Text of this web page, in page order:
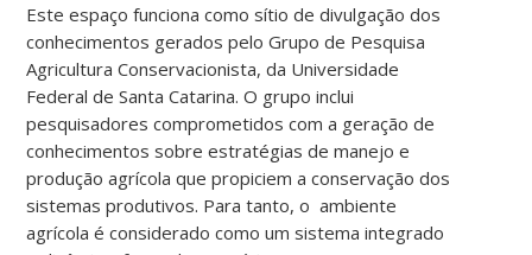
Este espaço funciona como sítio de divulgação dos
conhecimentos gerados pelo Grupo de Pesquisa
Agricultura Conservacionista, da Universidade
Federal de Santa Catarina. O grupo inclui
pesquisadores comprometidos com a geração de
conhecimentos sobre estratégias de manejo e
produção agrícola que propiciem a conservação dos
sistemas produtivos. Para tanto, o ambiente
agrícola é considerado como um sistema integrado